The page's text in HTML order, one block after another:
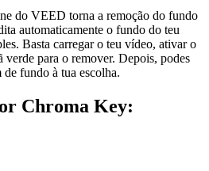
do VEED torna a remoção do fundo
automaticamente o fundo do teu
Basta carregar o teu vídeo, ativar o
para o remover. Depois, podes
fundo à tua escolha.
Chroma Key: